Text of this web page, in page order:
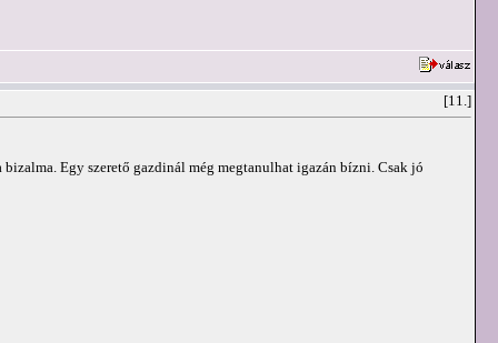
[11.]
Egy szerető gazdinál még megtanulhat igazán bízni. Csak jó